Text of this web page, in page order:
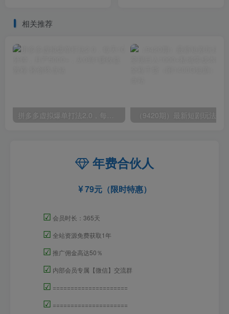
相关推荐
年费合伙人
79元（限时特惠）
☑ 会员时长：365天
☑ 全站资源免费获取1年
☑ 推广佣金高达50％
☑ 内部会员专属【微信】交流群
☑ =====================
☑ =====================